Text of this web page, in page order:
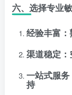
六、选择专业
经验丰富
渠道稳定
一站式服
持